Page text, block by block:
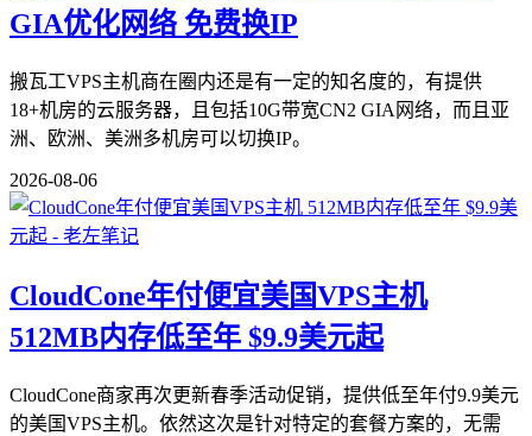
GIA优化网络 免费换IP
搬瓦工VPS主机商在圈内还是有一定的知名度的，有提供
18+机房的云服务器，且包括10G带宽CN2 GIA网络，而且亚
洲、欧洲、美洲多机房可以切换IP。
2026-08-06
CloudCone年付便宜美国VPS主机
512MB内存低至年 $9.9美元起
CloudCone商家再次更新春季活动促销，提供低至年付9.9美元
的美国VPS主机。依然这次是针对特定的套餐方案的，无需